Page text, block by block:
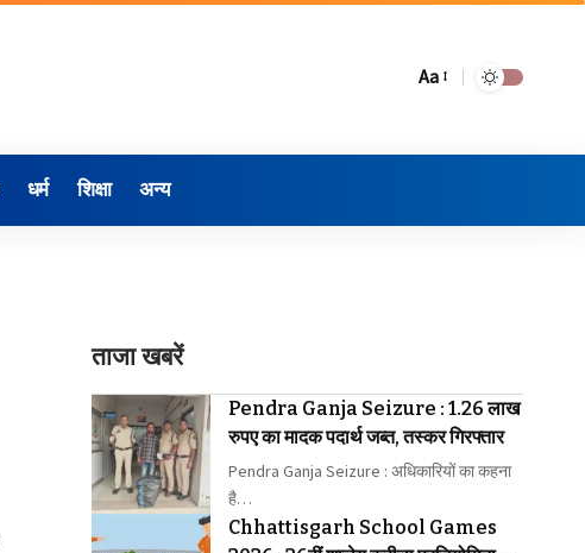
Aa
धर्म शिक्षा अन्य
ताजा खबरें
Pendra Ganja Seizure : 1.26 लाख
रुपए का मादक पदार्थ जब्त, तस्कर गिरफ्तार
Pendra Ganja Seizure : अधिकारियों का कहना
है…
Chhattisgarh School Games